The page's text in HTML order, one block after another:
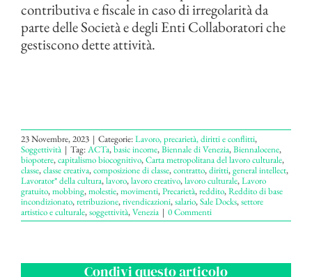
contributiva e fiscale in caso di irregolarità da
parte delle Società e degli Enti Collaboratori che
gestiscono dette attività.
23 Novembre, 2023 | Categorie:Lavoro, precarietà, diritti e conflitti,
Soggettività | Tag:ACTa,basic income,Biennale di Venezia,Biennalocene,
biopotere,capitalismo biocognitivo,Carta metropolitana del lavoro culturale,
classe,classe creativa,composizione di classe,contratto,diritti,general intellect,
Lavorator* della cultura,lavoro,lavoro creativo,lavoro culturale,Lavoro
gratuito,mobbing,molestie,movimenti,Precarietà,reddito,Reddito di base
incondizionato,retribuzione,rivendicazioni,salario,Sale Docks,settore
artistico e culturale,soggettività,Venezia | 0 Commenti
Condivi questo articolo